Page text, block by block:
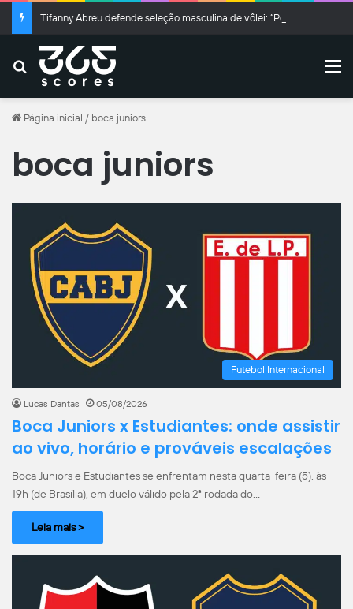
Buscar
Página inicial / boca juniors
boca juniors
Futebol Internacional
Lucas Dantas 05/08/2026
Boca Juniors x Estudiantes: onde assistir
ao vivo, horário e prováveis escalações
Boca Juniors e Estudiantes se enfrentam nesta quarta-feira (5), às
19h (de Brasília), em duelo válido pela 2ª rodada do…
Leia mais >